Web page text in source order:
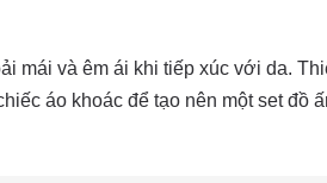
mái và êm ái khi tiếp xúc với da.
áo khoác để tạo nên một set đồ